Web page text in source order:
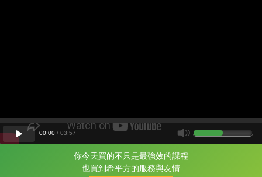
你今天買的不只是最強效的課程
也買到希平方的服務與友情
片尾有
攻其不背
00:00 / 03:57